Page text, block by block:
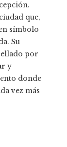
que,
símbolo
Su
por
y
donde
vez más